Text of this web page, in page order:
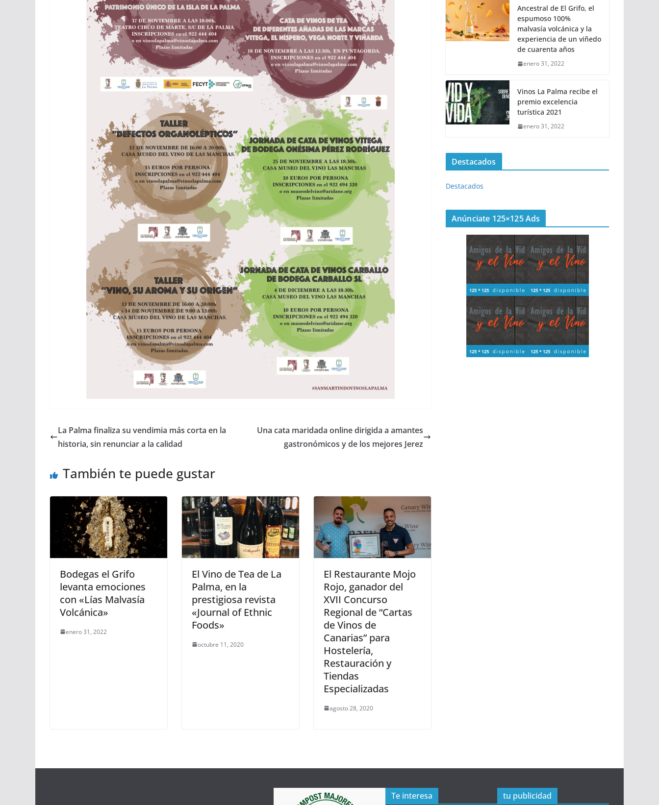
La Palma finaliza su vendimia más corta en la
historia, sin renunciar a la calidad
Una cata maridada online dirigida a amantes
gastronómicos y de los mejores Jerez
También te puede gustar
Bodegas el Grifo
levanta emociones
con «Lías Malvasía
Volcánica»
enero 31, 2022
El Vino de Tea de La
Palma, en la
prestigiosa revista
«Journal of Ethnic
Foods»
octubre 11, 2020
El Restaurante Mojo
Rojo, ganador del
XVII Concurso
Regional de “Cartas
de Vinos de
Canarias” para
Hostelería,
Restauración y
Tiendas
Especializadas
agosto 28, 2020
Ancestral de El Grifo, el
espumoso 100%
malvasía volcánica y la
experiencia de un viñedo
de cuarenta años
enero 31, 2022
Vinos La Palma recibe el
premio excelencia
turística 2021
enero 31, 2022
Destacados
Destacados
Anúnciate 125×125 Ads
Te interesa tu publicidad